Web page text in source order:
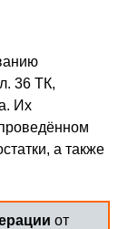
36 ТК,
Их
а также
от